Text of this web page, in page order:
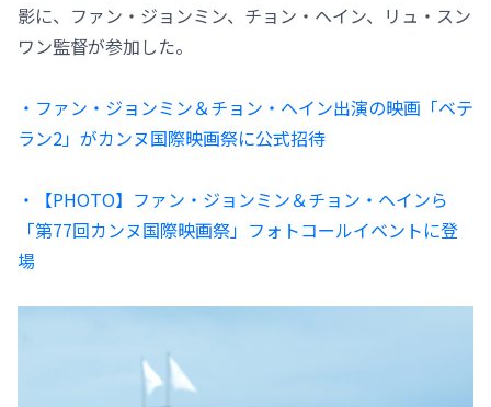
影に、ファン・ジョンミン、チョン・ヘイン、リュ・スン
ワン監督が参加した。
・ファン・ジョンミン＆チョン・ヘイン出演の映画「ベテ
ラン2」がカンヌ国際映画祭に公式招待
・【PHOTO】ファン・ジョンミン＆チョン・ヘインら
「第77回カンヌ国際映画祭」フォトコールイベントに登
場